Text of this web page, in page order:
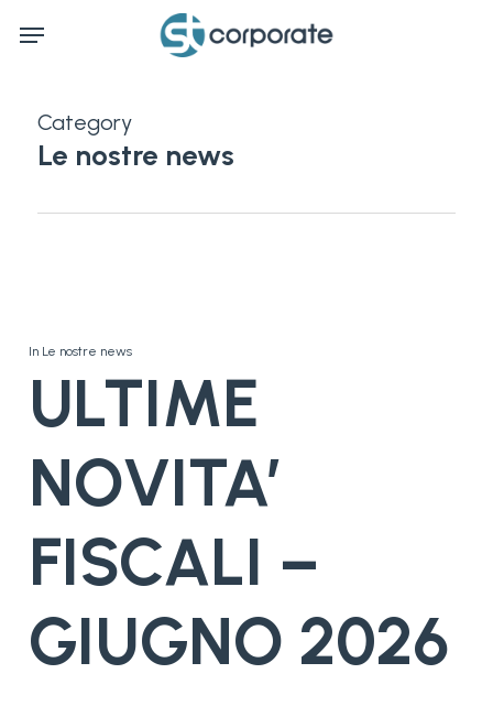
Menu
Category
Le nostre news
In Le nostre news
ULTIME
NOVITA’
FISCALI –
GIUGNO 2026